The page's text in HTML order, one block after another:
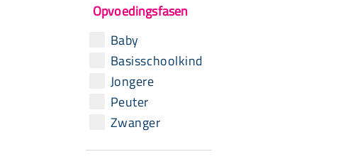
Opvoedingsfasen
Baby
Basisschoolkind
Jongere
Peuter
Zwanger